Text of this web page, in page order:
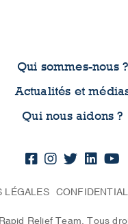
Qui sommes-nous ?
Actualités et
Qui nous aidons ?
LÉGALES
Relief Team. Tous